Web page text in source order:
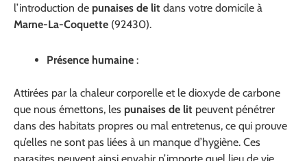
l’introduction de punaises de lit dans votre domicile à
Marne-La-Coquette (92430).
Présence humaine :
Attirées par la chaleur corporelle et le dioxyde de carbone
que nous émettons, les punaises de lit peuvent pénétrer
dans des habitats propres ou mal entretenus, ce qui prouve
qu’elles ne sont pas liées à un manque d’hygiène. Ces
parasites peuvent ainsi envahir n’importe quel lieu de vie.